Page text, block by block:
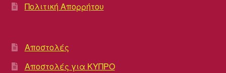
Πολιτική Απορρήτου
Αποστολές
Αποστολές για ΚΥΠΡΟ